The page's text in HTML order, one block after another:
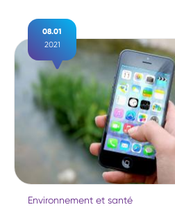
08.01
2021
Environnement et santé